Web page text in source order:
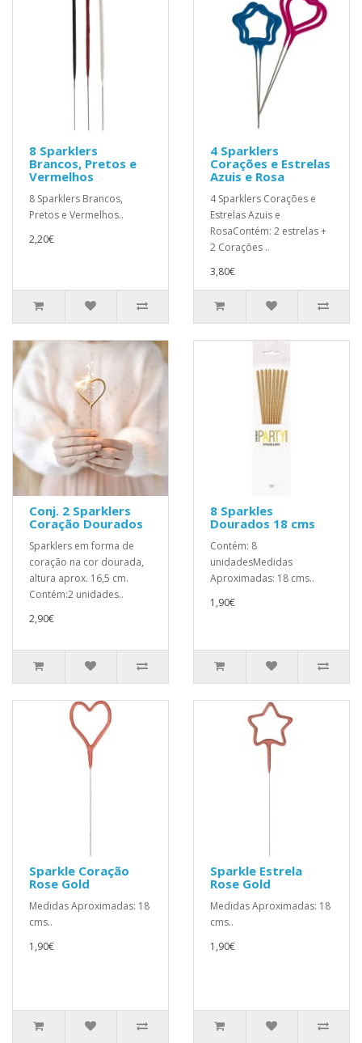
8 Sparklers
Brancos, Pretos e
Vermelhos
8 Sparklers Brancos,
Pretos e Vermelhos..
2,20€
4 Sparklers
Corações e Estrelas
Azuis e Rosa
4 Sparklers Corações e
Estrelas Azuis e
RosaContém: 2 estrelas +
2 Corações ..
3,80€
Conj. 2 Sparklers
Coração Dourados
Sparklers em forma de
coração na cor dourada,
altura aprox. 16,5 cm.
Contém:2 unidades..
2,90€
8 Sparkles
Dourados 18 cms
Contém: 8
unidadesMedidas
Aproximadas: 18 cms..
1,90€
Sparkle Coração
Rose Gold
Medidas Aproximadas: 18
cms..
1,90€
Sparkle Estrela
Rose Gold
Medidas Aproximadas: 18
cms..
1,90€